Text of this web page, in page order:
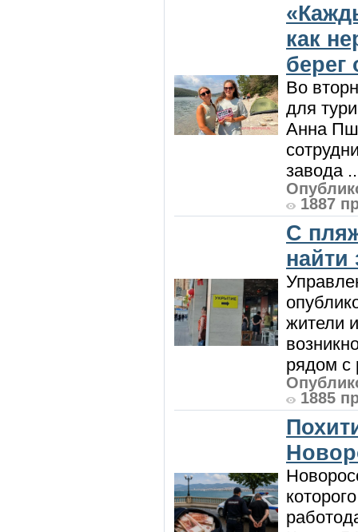
как
берег
Во
для
Анна
завода
1887
С
жители
рядом с
1885